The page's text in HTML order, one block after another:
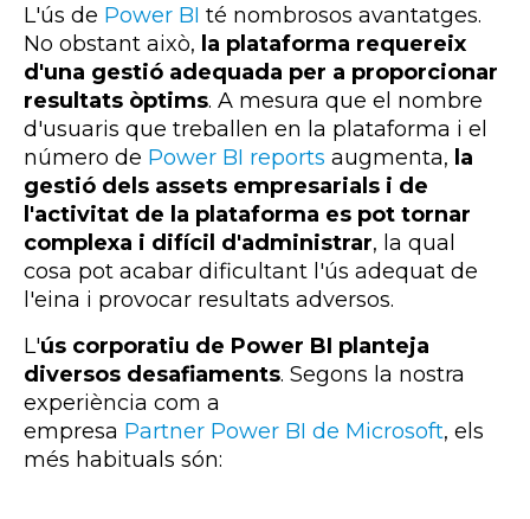
L'ús de Power BI té nombrosos avantatges.
No obstant això, la plataforma requereix
d'una gestió adequada per a proporcionar
resultats òptims. A mesura que el nombre
d'usuaris que treballen en la plataforma i el
número de Power BI reports augmenta, la
gestió dels assets empresarials i de
l'activitat de la plataforma es pot tornar
complexa i difícil d'administrar, la qual
cosa pot acabar dificultant l'ús adequat de
l'eina i provocar resultats adversos.
L'ús corporatiu de Power BI planteja
diversos desafiaments. Segons la nostra
experiència com a
empresa Partner Power BI de Microsoft, els
més habituals són: